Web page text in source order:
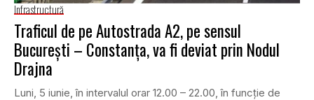
Infrastructură
Traficul de pe Autostrada A2, pe sensul
București – Constanța, va fi deviat prin Nodul
Drajna
Luni, 5 iunie, în intervalul orar 12.00 – 22.00, în funcție de